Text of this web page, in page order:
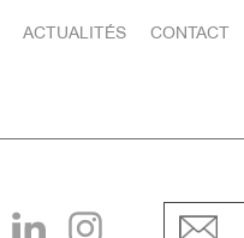
ACTUALITÉS CONTACT